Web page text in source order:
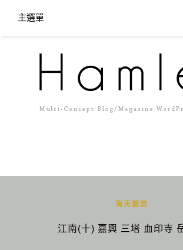
主選單
海天遊踪
江南(十) 嘉興 三塔 血印寺